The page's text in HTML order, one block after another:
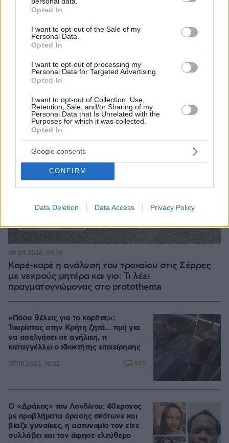
grant or deny consent to Google and its third-party tags to
use your data for below specified purposes in below Google
consent section.
Opted In
I want to opt-out of the Sale of my
Personal Data.
Opted In
I want to opt-out of processing my
Personal Data for Targeted Advertising.
Opted In
I want to opt-out of Collection, Use,
Retention, Sale, and/or Sharing of my
Personal Data that Is Unrelated with the
Purposes for which it was collected.
Opted In
Google consents
CONFIRM
Data Deletion Data Access Privacy Policy
κλαίγοντας τον πατέρα της
Καρέ-καρέ η ανάλυση του τροχαίου στις Σέρρες
με νεκρούς μητέρα και γιο: Τι λέει
πραγματογνώμονας στο protothema
08.08.2026, 08:36
«Πόσα θέλεις για το κορίτσι;»:
Τουρίστας στην Κρήτη ζητά... τιμή για
να ασελγήσει σε ανήλικη, τι
καταγγέλλει ο ιδιοκτήτης επιχείρησης
07.08.2026, 18:22 434
Ο «Δράκος» του Λονδίνου: 40χρονος
με προβλήματα όρασης σκότωνε και
βίαζε γυναίκες, η αστυνομία τον είχε
συλλάβει και τον άφησε ελεύθερο